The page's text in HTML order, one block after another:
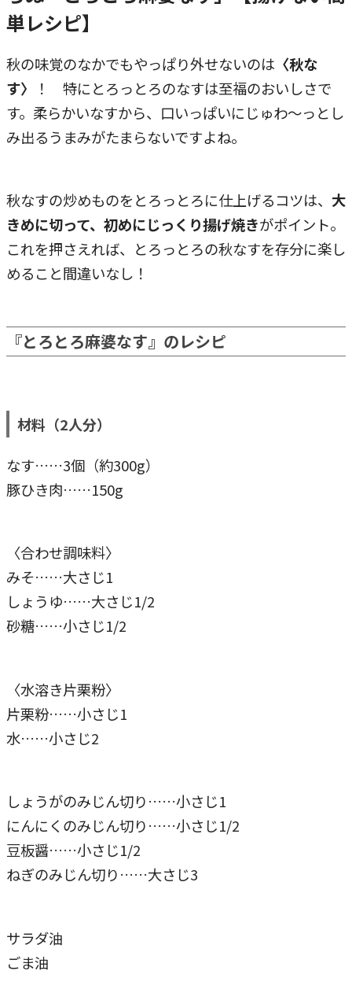
単レシピ】
秋の味覚のなかでもやっぱり外せないのは 〈秋な
す〉
！ 特にとろっとろのなすは至福のおいしさで
す。柔らかいなすから、口いっぱいにじゅわ～っとし
み出るうまみがたまらないですよね。
秋なすの炒めものをとろっとろに仕上げるコツは、 大
きめに切って、初めにじっくり揚げ焼きがポイント。
これを押さえれば、とろっとろの秋なすを存分に楽し
めること間違いなし！
『とろとろ麻婆なす』のレシピ
材料（2人分）
なす……3個（約300g）
豚ひき肉……150g
〈合わせ調味料〉
みそ……大さじ1
しょうゆ……大さじ1/2
砂糖……小さじ1/2
〈水溶き片栗粉〉
片栗粉……小さじ1
水……小さじ2
しょうがのみじん切り……小さじ1
にんにくのみじん切り……小さじ1/2
豆板醤……小さじ1/2
ねぎのみじん切り……大さじ3
サラダ油
ごま油